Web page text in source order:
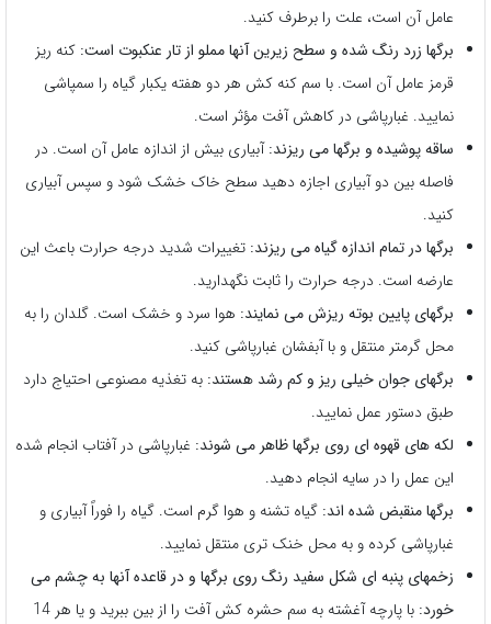
عامل آن است، علت را برطرف کنید.
برگها زرد رنگ شده و سطح زیرین آنها مملو از تار عنکبوت است: کنه ریز
قرمز عامل آن است. با سم کنه کش هر دو هفته یکبار گیاه را سمپاشی
نمایید. غبارپاشی در کاهش آفت مؤثر است.
ساقه پوشیده و برگها می ریزند:آبیاری بیش از اندازه عامل آن است. در
فاصله بین دو آبیاری اجازه دهید سطح خاک خشک شود و سپس آبیاری
کنید.
برگها در تمام اندازه گیاه می ریزند: تغییرات شدید درجه حرارت باعث این
عارضه است. درجه حرارت را ثابت نگهدارید.
برگهای پایین بوته ریزش می نمایند: هوا سرد و خشک است. گلدان را به
محل گرمتر منتقل و با آبفشان غبارپاشی کنید.
برگهای جوان خیلی ریز و کم رشد هستند: به تغذیه مصنوعی احتیاج دارد
طبق دستور عمل نمایید.
لکه های قهوه ای روی برگها ظاهر می شوند: غبارپاشی در آفتاب انجام شده
این عمل را در سایه انجام دهید.
برگها منقبض شده اند: گیاه تشنه و هوا گرم است. گیاه را فوراً آبیاری و
غبارپاشی کرده و به محل خنک تری منتقل نمایید.
زخمهای پنبه ای شکل سفید رنگ روی برگها و در قاعده آنها به چشم می
خورد:
با پارچه آغشته به سم حشره کش آفت را از بین ببرید و یا هر 14